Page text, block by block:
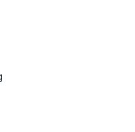
sớm để có giá tốt.
12, nhưng thời
vụ. Những cơn
vào buổi chiều và